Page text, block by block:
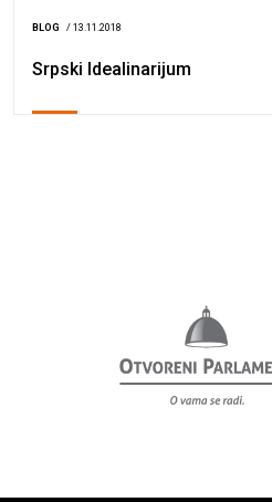
BLOG / 13.11.2018
Srpski Idealinarijum